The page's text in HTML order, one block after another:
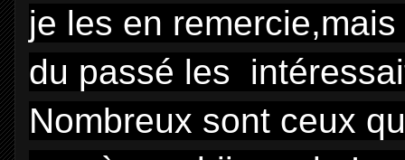
je les en
du passé les
Nombreux sont ceux